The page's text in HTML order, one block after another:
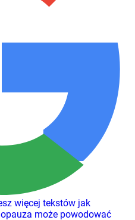
więcej tekstów jak
może powodować